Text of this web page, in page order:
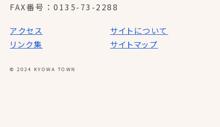
FAX番号
0135-73-2288
アクセス
サイトについて
リンク集
サイトマップ
© 2024 KYOWA TOWN